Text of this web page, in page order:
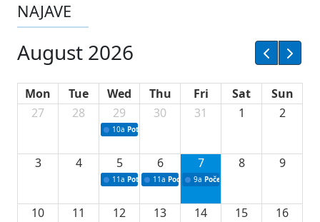
NAJAVE
August 2026
Mon Tue Wed Thu Fri Sat
Sun
27
28 29
10a Potpisivanje ugovora sa neprofitnim
30 31 1 2
3 4 5
11a Potpisivanje ugovora o stipendijama za
6
11a Podrška razvoju vodne infrastrukture u
7
9a Početak izgradnje nove
8 9
10 11 12 13 14 15 16